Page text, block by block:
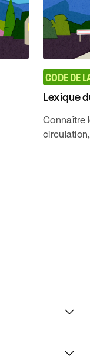
CODE DE
Lexique
Connaître